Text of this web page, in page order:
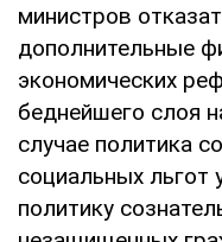
министров
дополнительные
экономических
беднейшего слоя
случае политика
социальных льгот
политику